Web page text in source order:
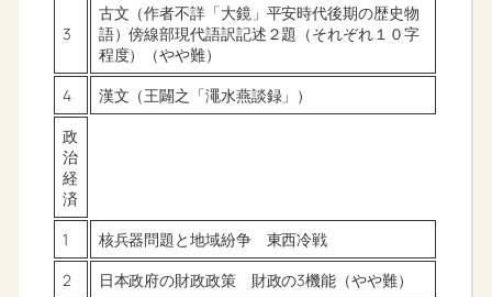
3
古文（作者不詳「大鏡」平安時代後期の歴史物
語）傍線部現代語訳記述２題（それぞれ１０字
程度）（やや難）
4
漢文（王闢之「澠水燕談録」）
政
治
経
済
1
核兵器問題と地域紛争 東西冷戦
2
日本政府の財政政策 財政の3機能（やや難）